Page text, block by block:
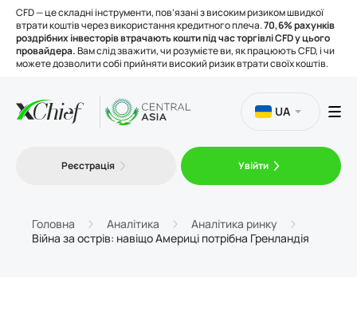
CFD — це складні інструменти, пов’язані з високим ризиком швидкої
втрати коштів через використання кредитного плеча.70,6% рахунків
роздрібних інвесторів втрачають кошти під час торгівлі CFD у цього
провайдера.Вам слід зважити, чи розумієте ви, як працюють CFD, і чи
можете дозволити собі прийняти високий ризик втрати своїх коштів.
Торгівля
UA
Реєстрація Увійти
Головна Аналітика
Аналітика ринку
Війна за острів: навіщо Америці потрібна Гренландія